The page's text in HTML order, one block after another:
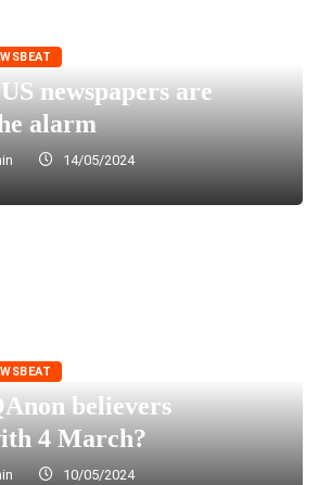
newspapers are
alarm
14/05/2024
believers
4 March?
10/05/2024